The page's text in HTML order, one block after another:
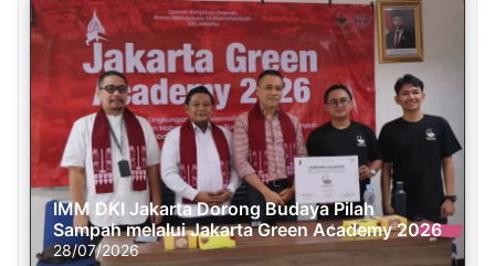
IMM DKI Jakarta Dorong Budaya Pilah
Sampah melalui Jakarta Green Academy 2026
28/07/2026